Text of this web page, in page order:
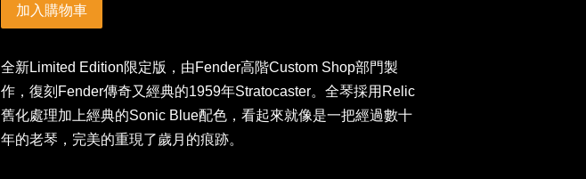
加入購物車
全新Limited Edition限定版，由Fender高階Custom Shop部門製
作，復刻Fender傳奇又經典的1959年Stratocaster。全琴採用Relic
舊化處理加上經典的Sonic Blue配色，看起來就像是一把經過數十
年的老琴，完美的重現了歲月的痕跡。